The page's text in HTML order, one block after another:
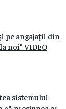
pe angajaţii din
noi” VIDEO
sistemului